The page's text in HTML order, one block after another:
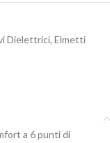
Dielettrici, Elmetti
a 6 punti di